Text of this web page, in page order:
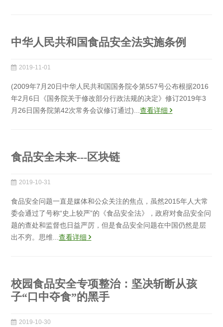
中华人民共和国食品安全法实施条例
2019-11-01
(2009年7月20日中华人民共和国国务院令第557号公布根据2016
年2月6日《国务院关于修改部分行政法规的决定》修订2019年3
月26日国务院第42次常务会议修订通过)...查看详细
食品安全未来---区块链
2019-10-31
食品安全问题一直是媒体和公众关注的焦点，虽然2015年人大常
委会通过了号称“史上较严”的《食品安全法》，政府对食品安全问
题的查处和监督也日益严厉，但是食品安全问题在中国仍然是层
出不穷。思维...查看详细
校园食品安全专项整治：坚决斩断从孩
子“口中夺食”的黑手
2019-10-30